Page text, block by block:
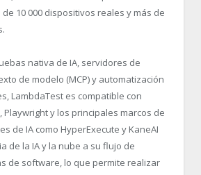
10 000 dispositivos reales y más de
nativa de IA, servidores de
de modelo (MCP) y automatización
LambdaTest es compatible con
Playwright y los principales marcos de
de IA como HyperExecute y KaneAI
de la IA y la nube a su flujo de
de software, lo que permite realizar